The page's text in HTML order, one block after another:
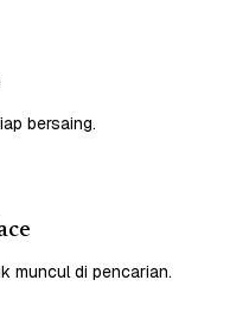
bersaing.
muncul di pencarian.